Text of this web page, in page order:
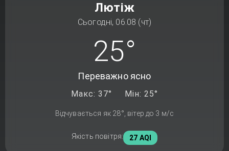
Лютіж
Сьогодні, 06.08 (чт)
25°
Переважно ясно
Макс: 37° Мін: 25°
Відчувається як 28°, вітер до 3 м/с
Якість повітря: 27 AQI